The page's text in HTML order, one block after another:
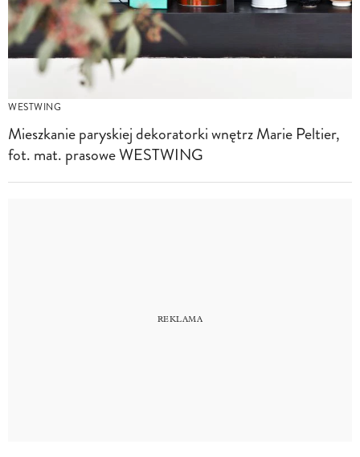
WESTWING
Mieszkanie paryskiej dekoratorki wnętrz Marie Peltier,
fot. mat. prasowe WESTWING